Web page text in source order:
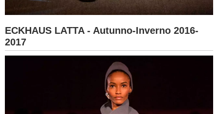
ECKHAUS LATTA - Autunno-Inverno 2016-
2017